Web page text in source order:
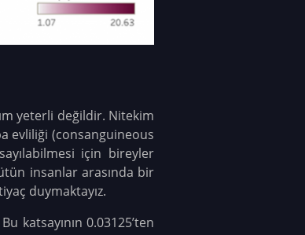
yeterli değildir. Nitekim
evliliği (consanguineous
için bireyler
insanlar arasında bir
duymaktayız.
katsayının 0.03125’ten